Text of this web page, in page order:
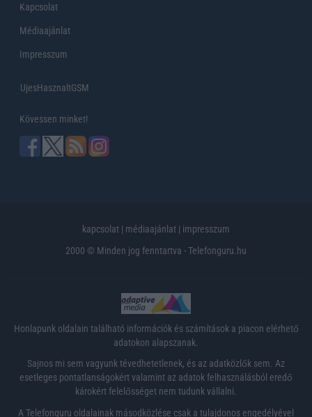
Kapcsolat
Médiaajánlat
Impresszum
UjesHasznaltGSM
Kövessen minket!
kapcsolat | médiaajánlat | impresszum
2000 © Minden jog fenntartva - Telefonguru.hu
Honlapunk oldalain található információk és számítások a piacon elérhető
adatokon alapszanak.
Sajnos mi sem vagyunk tévedhetetlenek, és az adatközlők sem. Az
esetleges pontatlanságokért valamint az adatok felhasználásból eredő
károkért felelősséget nem tudunk vállalni.
A Telefonguru oldalainak másodközlése csak a tulajdonos engedélyével